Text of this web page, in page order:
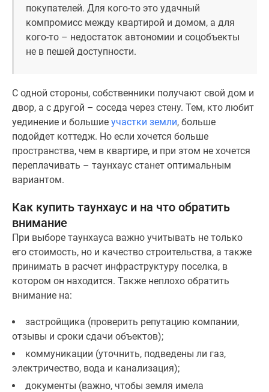
покупателей. Для кого-то это удачный
компромисс между квартирой и домом, а для
кого-то – недостаток автономии и соцобъекты
не в пешей доступности.
С одной стороны, собственники получают свой дом и
двор, а с другой – соседа через стену. Тем, кто любит
уединение и большие участки земли, больше
подойдет коттедж. Но если хочется больше
пространства, чем в квартире, и при этом не хочется
переплачивать – таунхаус станет оптимальным
вариантом.
Как купить таунхаус и на что обратить
внимание
При выборе таунхауса важно учитывать не только
его стоимость, но и качество строительства, а также
принимать в расчет инфраструктуру поселка, в
котором он находится. Также неплохо обратить
внимание на:
застройщика (проверить репутацию компании,
отзывы и сроки сдачи объектов);
коммуникации (уточнить, подведены ли газ,
электричество, вода и канализация);
документы (важно, чтобы земля имела